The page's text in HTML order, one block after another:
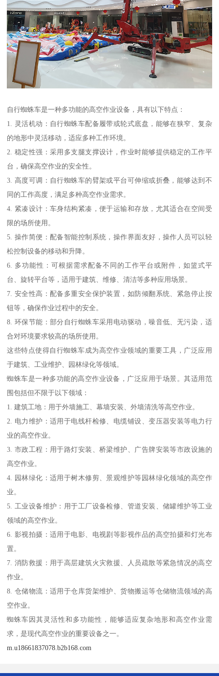
自行蜘蛛车是一种多功能的高空作业设备，具有以下特点：
1. 灵活机动：自行蜘蛛车配备履带或轮式底盘，能够在狭窄、复杂
的地形中灵活移动，适应多种工作环境。
2. 稳定性强：采用多支腿支撑设计，作业时能够提供稳定的工作平
台，确保高空作业的安全性。
3. 高度可调：自行蜘蛛车的臂架或平台可伸缩或折叠，能够达到不
同的工作高度，满足多种高空作业需求。
4. 紧凑设计：车身结构紧凑，便于运输和存放，尤其适合在空间受
限的场所使用。
5. 操作简便：配备智能控制系统，操作界面友好，操作人员可以轻
松控制设备的移动和升降。
6. 多功能性：可根据需求配备不同的工作平台或附件，如篮式平
台、旋转平台等，适用于建筑、维修、清洁等多种应用场景。
7. 安全性高：配备多重安全保护装置，如防倾翻系统、紧急停止按
钮等，确保作业过程中的安全。
8. 环保节能：部分自行蜘蛛车采用电动驱动，噪音低、无污染，适
合对环境要求较高的场所使用。
这些特点使得自行蜘蛛车成为高空作业领域的重要工具，广泛应用
于建筑、工业维护、园林绿化等领域。
蜘蛛车是一种多功能的高空作业设备，广泛应用于场景。其适用范
围包括但不限于以下领域：
1. 建筑工地：用于外墙施工、幕墙安装、外墙清洗等高空作业。
2. 电力维护：适用于电线杆检修、电缆铺设、变压器安装等电力行
业的高空作业。
3. 市政工程：用于路灯安装、桥梁维护、广告牌安装等市政设施的
高空作业。
4. 园林绿化：适用于树木修剪、景观维护等园林绿化领域的高空作
业。
5. 工业设备维护：用于工厂设备检修、管道安装、储罐维护等工业
领域的高空作业。
6. 影视拍摄：适用于电影、电视剧等影视作品的高空拍摄和灯光布
置。
7. 消防救援：用于高层建筑火灾救援、人员疏散等紧急情况的高空
作业。
8. 仓储物流：适用于仓库货架维护、货物搬运等仓储物流领域的高
空作业。
蜘蛛车因其灵活性和多功能性，能够适应复杂地形和高空作业需
求，是现代高空作业的重要设备之一。
m.u18661837078.b2b168.com